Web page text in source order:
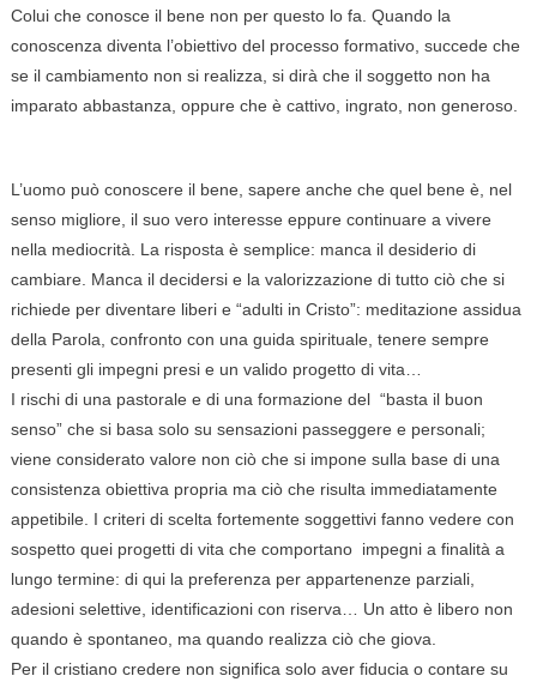
Colui che conosce il bene non per questo lo fa. Quando la
conoscenza diventa l’obiettivo del processo formativo, succede che
se il cambiamento non si realizza, si dirà che il soggetto non ha
imparato abbastanza, oppure che è cattivo, ingrato, non generoso.
L’uomo può conoscere il bene, sapere anche che quel bene è, nel
senso migliore, il suo vero interesse eppure continuare a vivere
nella mediocrità. La risposta è semplice: manca il desiderio di
cambiare. Manca il decidersi e la valorizzazione di tutto ciò che si
richiede per diventare liberi e “adulti in Cristo”: meditazione assidua
della Parola, confronto con una guida spirituale, tenere sempre
presenti gli impegni presi e un valido progetto di vita…
I rischi di una pastorale e di una formazione del “basta il buon
senso” che si basa solo su sensazioni passeggere e personali;
viene considerato valore non ciò che si impone sulla base di una
consistenza obiettiva propria ma ciò che risulta immediatamente
appetibile. I criteri di scelta fortemente soggettivi fanno vedere con
sospetto quei progetti di vita che comportano impegni a finalità a
lungo termine: di qui la preferenza per appartenenze parziali,
adesioni selettive, identificazioni con riserva… Un atto è libero non
quando è spontaneo, ma quando realizza ciò che giova.
Per il cristiano credere non significa solo aver fiducia o contare su